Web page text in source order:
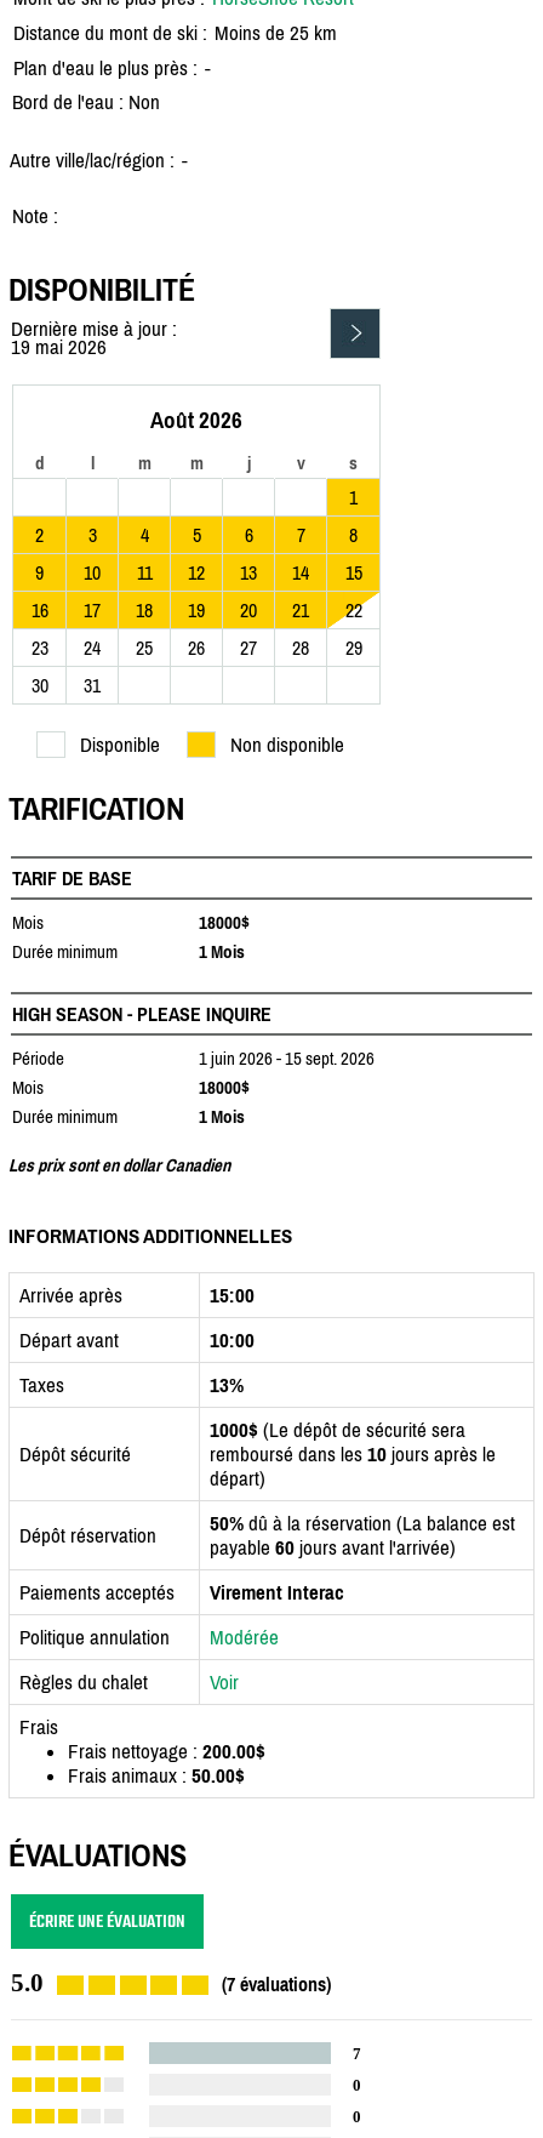
Distance du mont de ski : Moins de 25 km
Plan d'eau le plus près : -
Bord de l'eau : Non
Autre ville/lac/région : -
Note :
DISPONIBILITÉ
Dernière mise à jour :
19 mai 2026
Août 2026
d l m m j v s
1
2
3 4 5 6 7
8
9
10 11 12 13 14
15
16
17 18 19 20 21
22
23
24 25 26 27 28
29
30
31
Disponible Non disponible
TARIFICATION
TARIF DE BASE
Mois
18000$
Durée minimum
1 Mois
HIGH SEASON - PLEASE INQUIRE
Période
1 juin 2026 - 15 sept. 2026
Mois
18000$
Durée minimum
1 Mois
Les prix sont en dollar Canadien
INFORMATIONS ADDITIONNELLES
Arrivée après
15:00
Départ avant
10:00
Taxes
13%
Dépôt sécurité
1000$ (Le dépôt de sécurité sera
remboursé dans les 10 jours après le
départ)
Dépôt réservation 50% dû à la réservation (La balance est
payable 60 jours avant l'arrivée)
Paiements acceptés
Virement Interac
Politique annulation
Modérée
Règles du chalet
Voir
Frais
Frais nettoyage : 200.00$
Frais animaux : 50.00$
ÉVALUATIONS
ÉCRIRE UNE ÉVALUATION
5.0 (7 évaluations)
7
0
0